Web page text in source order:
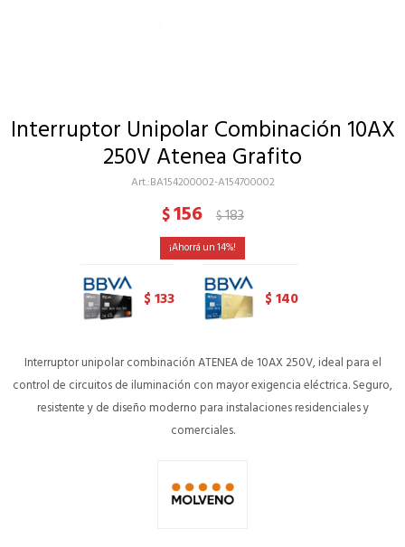
Interruptor Unipolar Combinación 10AX
250V Atenea Grafito
BA154200002-A154700002
$156 $183
14
$133 $140
Interruptor unipolar combinación ATENEA de 10AX 250V, ideal para el
control de circuitos de iluminación con mayor exigencia eléctrica. Seguro,
resistente y de diseño moderno para instalaciones residenciales y
comerciales.